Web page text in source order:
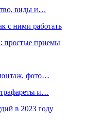
виды и…
с ними работать
простые приемы
фото…
и…
в 2023 году